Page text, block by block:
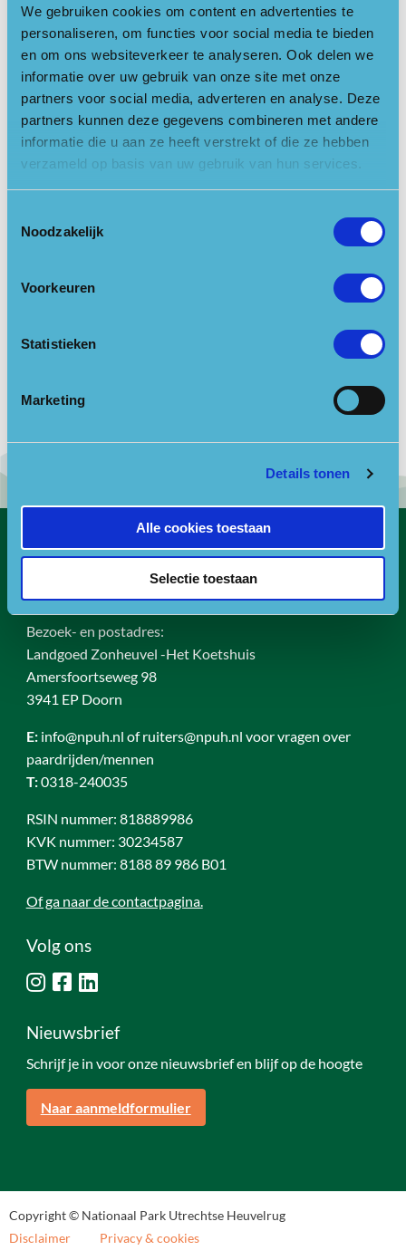
We gebruiken cookies om content en advertenties te
personaliseren, om functies voor social media te bieden
en om ons websiteverkeer te analyseren. Ook delen we
informatie over uw gebruik van onze site met onze
partners voor social media, adverteren en analyse. Deze
partners kunnen deze gegevens combineren met andere
informatie die u aan ze heeft verstrekt of die ze hebben
verzameld op basis van uw gebruik van hun services.
Noodzakelijk
Voorkeuren
Statistieken
Marketing
Details tonen
Alle cookies toestaan
Selectie toestaan
Kaapse Bossen Doorn
Gepost op 17 augustus 2023 te 13:32.
Geschreven door controlf5
Wandelen over Fort aan de Buursteeg
Gepost op 12 juli 2023 te 08:22.
Geschreven door
controlf5
Publiekswandeling Amerongse Bos
Contact
Bezoek- en postadres:
Landgoed Zonheuvel -Het Koetshuis
Amersfoortseweg 98
3941 EP Doorn
E:info@npuh.nl of ruiters@npuh.nl voor vragen over
paardrijden/mennen
T:0318-240035
RSIN nummer: 818889986
KVK nummer: 30234587
BTW nummer: 8188 89 986 B01
Of ga naar de contactpagina.
Volg ons
Nieuwsbrief
Schrijf je in voor onze nieuwsbrief en blijf op de hoogte
Naar aanmeldformulier
Copyright © Nationaal Park Utrechtse Heuvelrug
Disclaimer
Privacy & cookies